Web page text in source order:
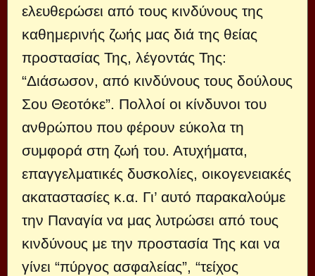
ελευθερώσει από τους κινδύνους της
καθημερινής ζωής μας διά της θείας
προστασίας Της, λέγοντάς Της:
“Διάσωσον, από κινδύνους τους δούλους
Σου Θεοτόκε”. Πολλοί οι κίνδυνοι του
ανθρώπου που φέρουν εύκολα τη
συμφορά στη ζωή του. Ατυχήματα,
επαγγελματικές δυσκολίες, οικογενειακές
ακαταστασίες κ.α. Γι’ αυτό παρακαλούμε
την Παναγία να μας λυτρώσει από τους
κινδύνους με την προστασία Της και να
γίνει “πύργος ασφαλείας”, “τείχος